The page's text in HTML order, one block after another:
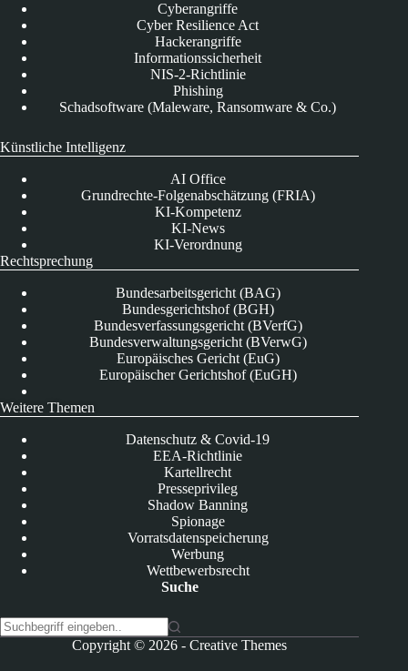
Cyberangriffe
Cyber Resilience Act
Hackerangriffe
Informationssicherheit
NIS-2-Richtlinie
Phishing
Schadsoftware (Maleware, Ransomware & Co.)
Künstliche Intelligenz
AI Office
Grundrechte-Folgenabschätzung (FRIA)
KI-Kompetenz
KI-News
KI-Verordnung
Rechtsprechung
Bundesarbeitsgericht (BAG)
Bundesgerichtshof (BGH)
Bundesverfassungsgericht (BVerfG)
Bundesverwaltungsgericht (BVerwG)
Europäisches Gericht (EuG)
Europäischer Gerichtshof (EuGH)
Weitere Themen
Datenschutz & Covid-19
EEA-Richtlinie
Kartellrecht
Presseprivileg
Shadow Banning
Spionage
Vorratsdatenspeicherung
Werbung
Wettbewerbsrecht
Suche
Copyright © 2026 -Creative Themes